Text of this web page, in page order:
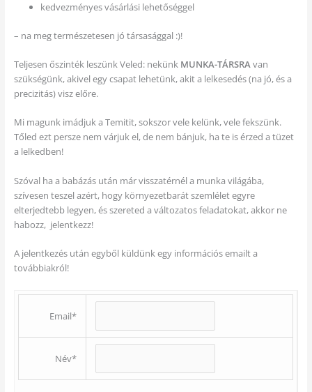
kedvezményes vásárlási lehetőséggel
– na meg természetesen jó társasággal :)!
Teljesen őszinték leszünk Veled: nekünk MUNKA-TÁRSRAvan
szükségünk, akivel egy csapat lehetünk, akit a lelkesedés (na jó, és a
precizitás) visz előre.
Mi magunk imádjuk a Temitit, sokszor vele kelünk, vele fekszünk.
Tőled ezt persze nem várjuk el, de nem bánjuk, ha te is érzed a tüzet
a lelkedben!
Szóval ha a babázás után már visszatérnél a munka világába,
szívesen teszel azért, hogy környezetbarát szemlélet egyre
elterjedtebb legyen, és szereted a változatos feladatokat, akkor ne
habozz, jelentkezz!
A jelentkezés után egyből küldünk egy információs emailt a
továbbiakról!
Email*
Név*